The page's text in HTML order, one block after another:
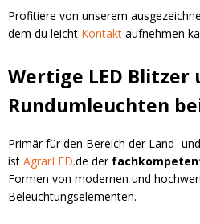
Profitiere von unserem
dem du leicht Kontakt aufnehmen
Wertige LED Blitzer
Rundumleuchten
Primär für den Bereich der Land-
ist AgrarLED.de der
Formen von modernen und
Beleuchtungselementen.